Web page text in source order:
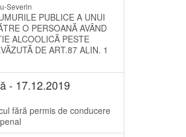
Severin
PUBLICE A UNUI
O PERSOANĂ AVÂND
ALCOOLICĂ PESTE
DE ART.87 ALIN. 1
- 17.12.2019
fără permis de conducere